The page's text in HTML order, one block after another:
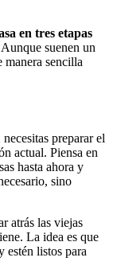
en tres etapas
Aunque suenen un
manera sencilla
preparar el
actual. Piensa en
hasta ahora y
sino
atrás las viejas
La idea es que
estén listos para